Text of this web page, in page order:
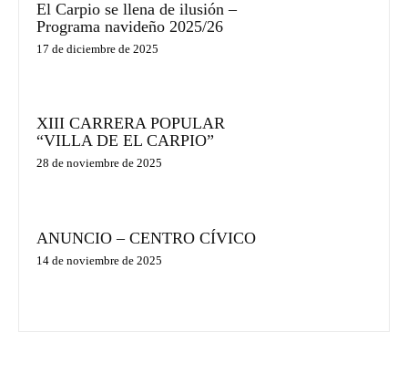
El Carpio se llena de ilusión –
Programa navideño 2025/26
17 de diciembre de 2025
XIII CARRERA POPULAR
“VILLA DE EL CARPIO”
28 de noviembre de 2025
ANUNCIO – CENTRO CÍVICO
14 de noviembre de 2025